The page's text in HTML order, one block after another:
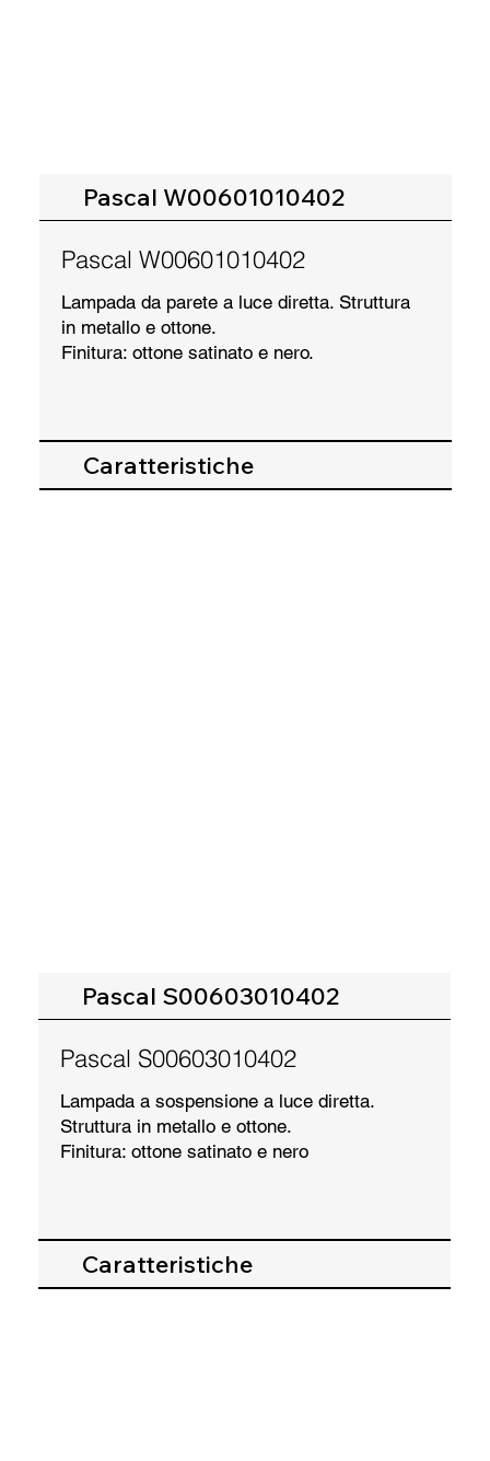
Pascal W00601010402
Pascal W00601010402
Lampada da parete a luce diretta. Struttura
in metallo e ottone.
Finitura: ottone satinato e nero.
Caratteristiche
Pascal S00603010402
Pascal S00603010402
Lampada a sospensione a luce diretta.
Struttura in metallo e ottone.
Finitura: ottone satinato e nero
Caratteristiche